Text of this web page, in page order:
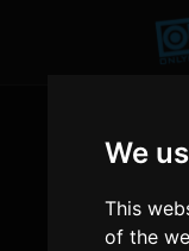
We
This
of the